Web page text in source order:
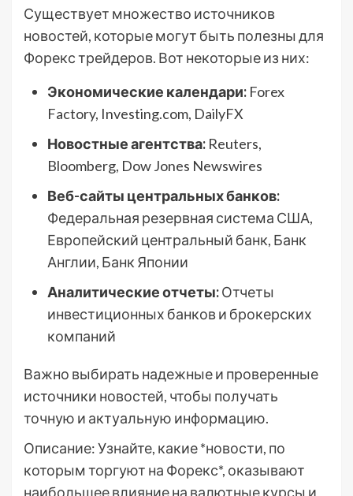
Существует множество источников
новостей, которые могут быть полезны для
Форекс трейдеров. Вот некоторые из них:
Экономические календари: Forex
Factory, Investing.com, DailyFX
Новостные агентства: Reuters,
Bloomberg, Dow Jones Newswires
Веб-сайты центральных банков:
Федеральная резервная система США,
Европейский центральный банк, Банк
Англии, Банк Японии
Аналитические отчеты:Отчеты
инвестиционных банков и брокерских
компаний
Важно выбирать надежные и проверенные
источники новостей, чтобы получать
точную и актуальную информацию.
Описание: Узнайте, какие *новости, по
которым торгуют на Форекс*, оказывают
наибольшее влияние на валютные курсы и